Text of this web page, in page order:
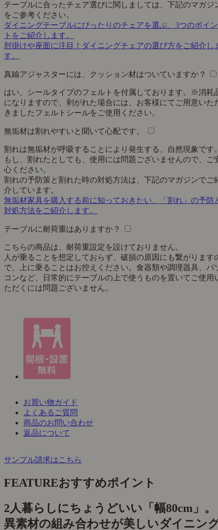
テーブルに合ったチェア選びに関しましては、下記のマガジ
をご参考ください。
ダイニングテーブルにぴったりのチェアを選ぶ、3つのポイン
トをご紹介します。
肘掛けや座面に注目！ダイニングチェアの選び方をご紹介し
す。
真鍮アジャスターには、クッション材はついていますか？
はい、シールタイプのフェルトを付属しております。※消耗
になりますので、剥がれた場合には、お客様にてご用意いた
きましたフェルトシールをご使用ください。
無垢材は割れやすいと聞いて心配です。
割れは無垢材が呼吸することにより発生する、自然現象です
もし、割れたとしても、使用には問題ございませんので、ご
心ください。
割れの予防策と割れた時の対処方法は、下記のマガジンでご
介しています。
無垢材家具を購入する前に知っておきたい、「割れ」の予防
対処方法をご紹介します。
テーブルに耐荷重はありますか？
こちらの商品は、耐荷重設定を設けておりません。
人が乗ることを想定しておらず、破損の原因にも繋がります
で、上に乗ることはお控えください。食器類や調理器具、パ
コンなど、日常的にテーブルの上で使うものを置いてご使用
ただくには問題ございません。
お買い物ガイド
よくあるご質問
商品のお問い合わせ
返品について
サンプル請求はこちら
FEATUREおすすめポイント
2人暮らしにちょうどいい「幅80cm」。
異素材の組み合わせが美しいダイニン